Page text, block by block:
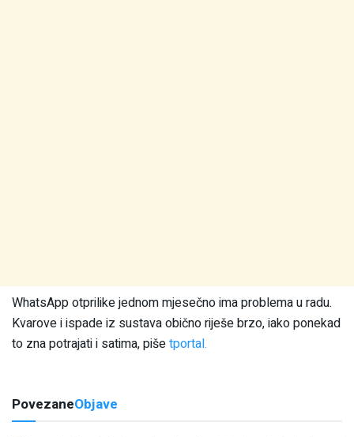
WhatsApp otprilike jednom mjesečno ima problema u radu.
Kvarove i ispade iz sustava obično riješe brzo, iako ponekad
to zna potrajati i satima, pišetportal.
PovezaneObjave